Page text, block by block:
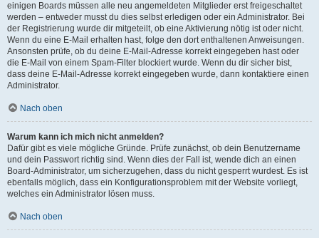
einigen Boards müssen alle neu angemeldeten Mitglieder erst freigeschaltet
werden – entweder musst du dies selbst erledigen oder ein Administrator. Bei
der Registrierung wurde dir mitgeteilt, ob eine Aktivierung nötig ist oder nicht.
Wenn du eine E-Mail erhalten hast, folge den dort enthaltenen Anweisungen.
Ansonsten prüfe, ob du deine E-Mail-Adresse korrekt eingegeben hast oder
die E-Mail von einem Spam-Filter blockiert wurde. Wenn du dir sicher bist,
dass deine E-Mail-Adresse korrekt eingegeben wurde, dann kontaktiere einen
Administrator.
Nach oben
Warum kann ich mich nicht anmelden?
Dafür gibt es viele mögliche Gründe. Prüfe zunächst, ob dein Benutzername
und dein Passwort richtig sind. Wenn dies der Fall ist, wende dich an einen
Board-Administrator, um sicherzugehen, dass du nicht gesperrt wurdest. Es ist
ebenfalls möglich, dass ein Konfigurationsproblem mit der Website vorliegt,
welches ein Administrator lösen muss.
Nach oben